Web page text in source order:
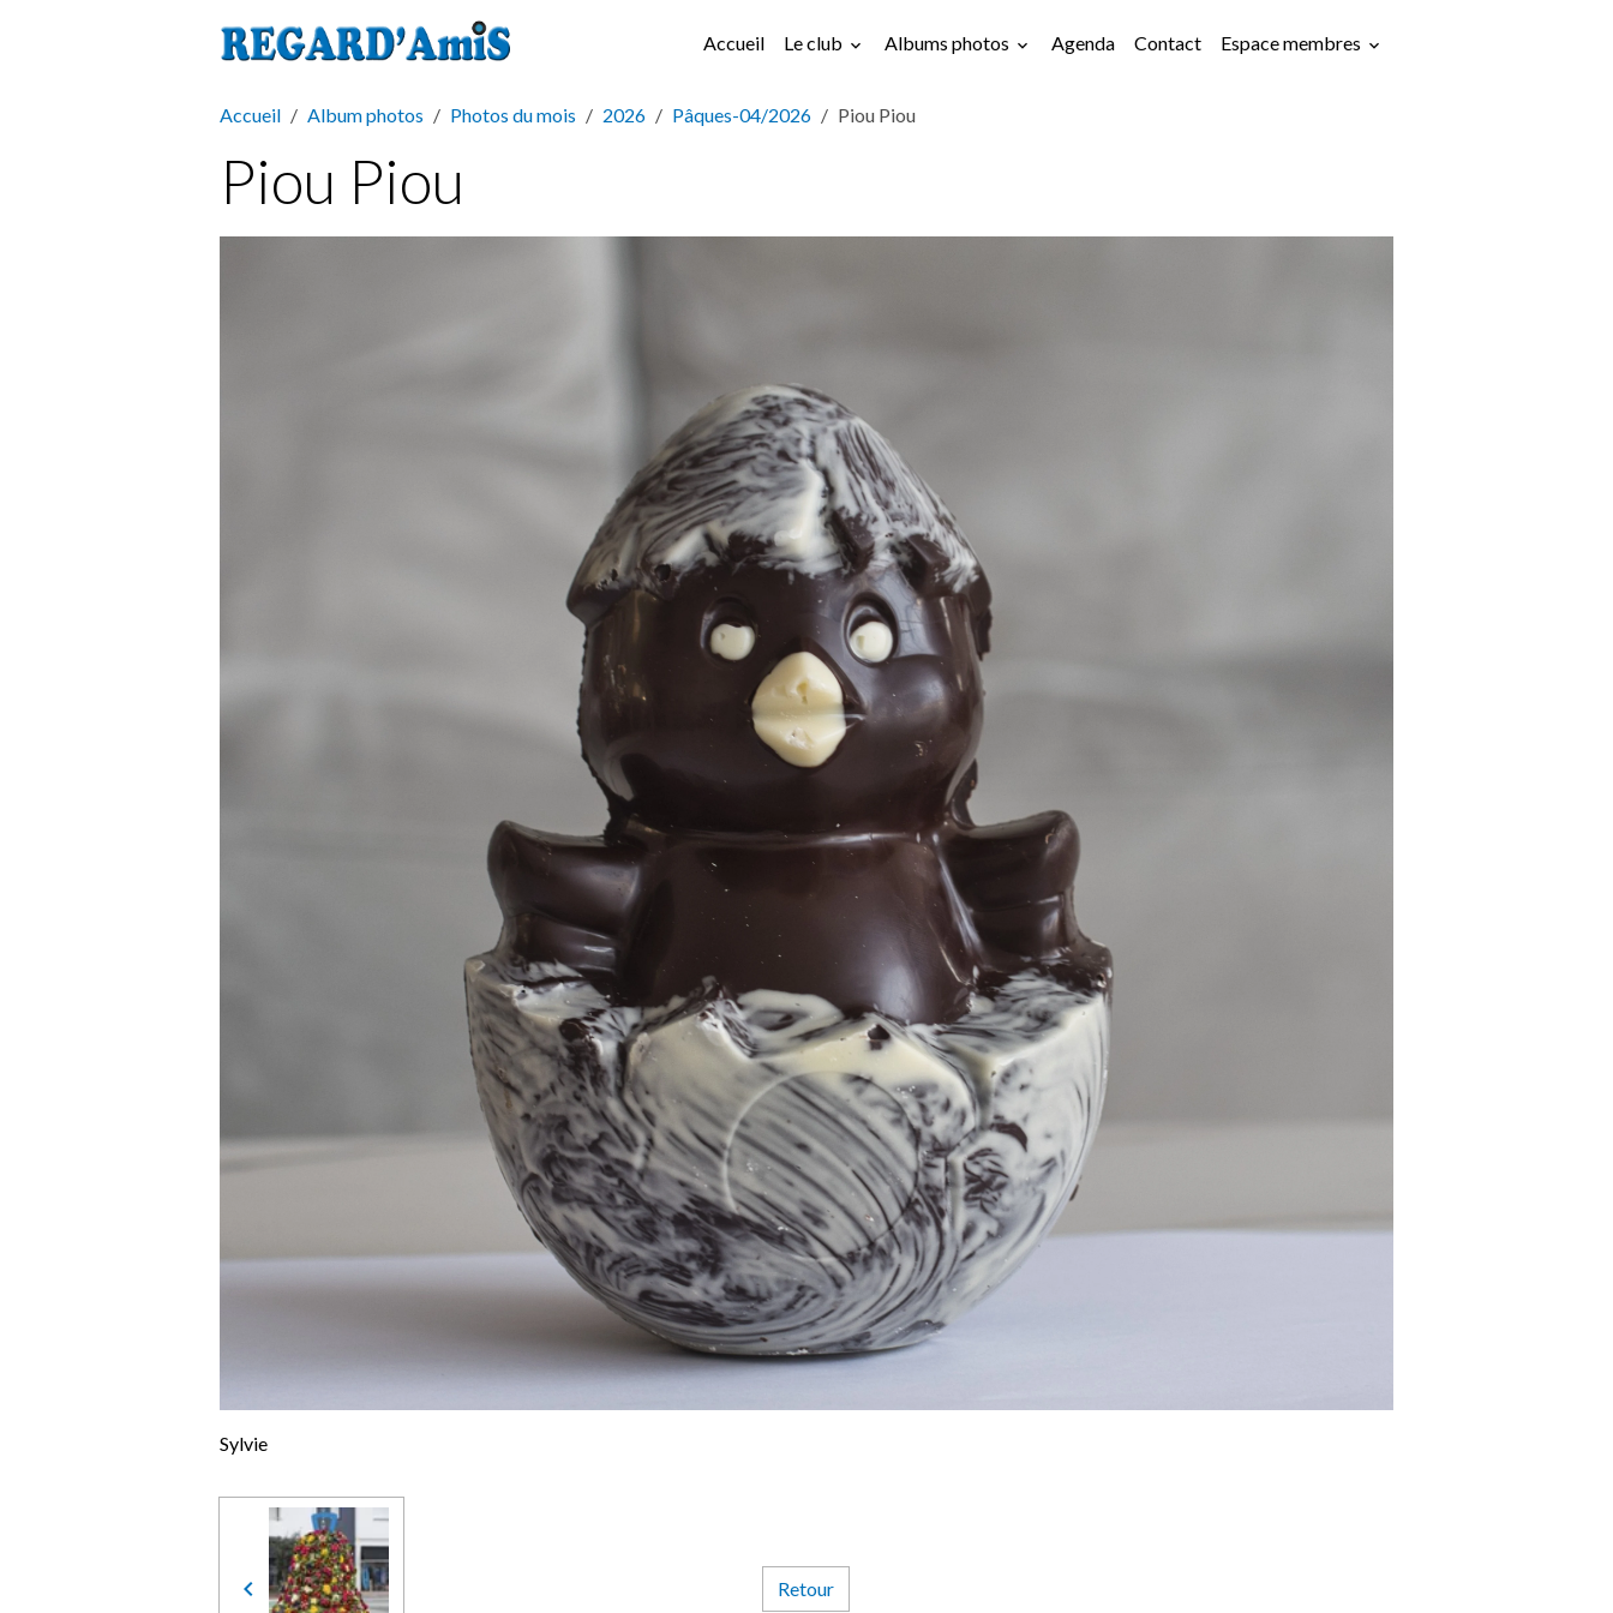
Accueil Le club Albums photos Agenda Contact Espace membres
Accueil Album photos Photos du mois 2026 Pâques-04/2026 Piou Piou
Piou Piou
Sylvie
Retour